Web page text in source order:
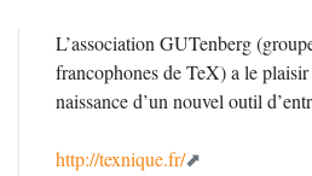
L’association GUTenberg
francophones de TeX) a le
naissance d’un nouvel outil
http://texnique.fr/